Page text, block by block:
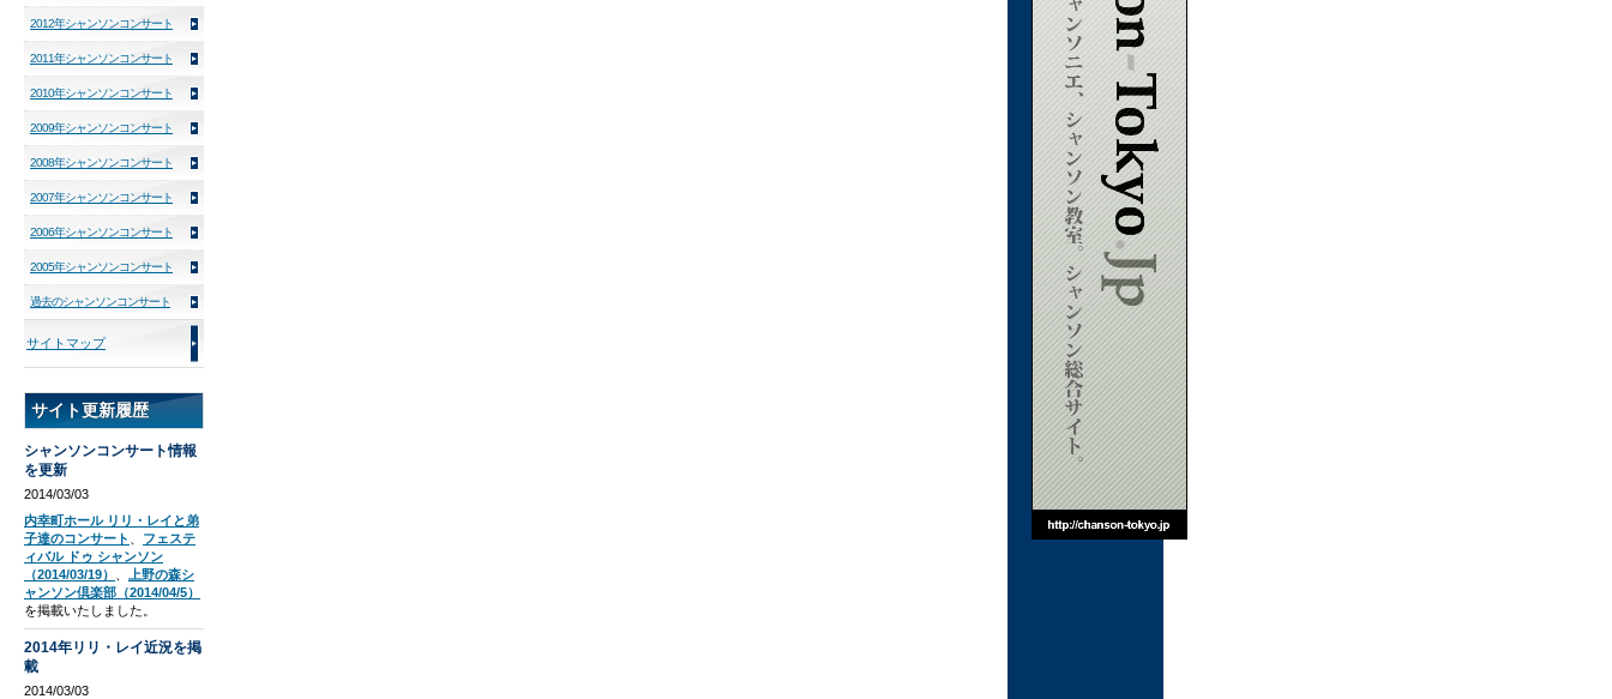
2012年シャンソンコンサート
2011年シャンソンコンサート
2010年シャンソンコンサート
2009年シャンソンコンサート
2008年シャンソンコンサート
2007年シャンソンコンサート
2006年シャンソンコンサート
2005年シャンソンコンサート
過去のシャンソンコンサート
サイトマップ
サイト更新履歴
シャンソンコンサート情報
を更新
2014/03/03
内幸町ホール リリ・レイと弟
子達のコンサート
フェステ
ィバル ドゥ シャンソン
（2014/03/19）
上野の森シ
ャンソン倶楽部（2014/04/5）
を掲載いたしました。
2014年リリ・レイ近況を掲
載
2014/03/03